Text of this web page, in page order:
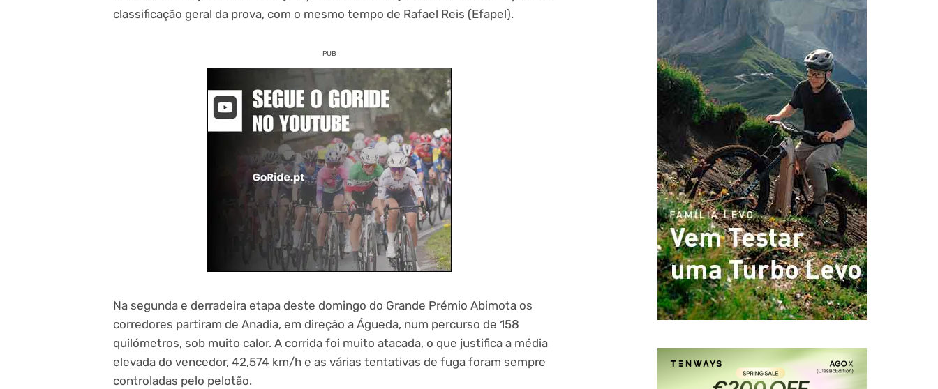
classificação geral da prova, com o mesmo tempo de Rafael Reis (Efapel).
PUB
Na segunda e derradeira etapa deste domingo do Grande Prémio Abimota os
corredores partiram de Anadia, em direção a Águeda, num percurso de 158
quilómetros, sob muito calor. A corrida foi muito atacada, o que justifica a média
elevada do vencedor, 42,574 km/h e as várias tentativas de fuga foram sempre
controladas pelo pelotão.